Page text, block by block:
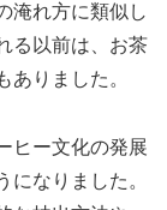
淹れ方に類似し
る以前は、お茶
ありました。
ヒー文化の発展
なりました。